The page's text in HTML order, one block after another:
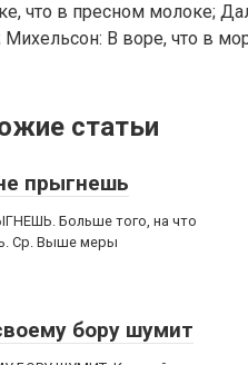
что в пресном молоке;
В воре, что в
статьи
прыгнешь
Больше того, на что
Ср. Выше меры
бору шумит